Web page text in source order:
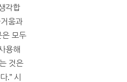
각합
움과
은 모두
용해
것은
.” 시